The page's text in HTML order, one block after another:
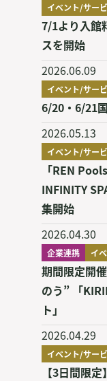
イベント/サー
7/1より入館
スを開始
2026.06.09
イベント/サー
6/20・6/21
2026.05.13
イベント/サー
「REN
INFINITY
集開始
2026.04.30
企業連携 イ
期間限定開
のう” 「
ト」
2026.04.29
イベント/サー
【3日間限